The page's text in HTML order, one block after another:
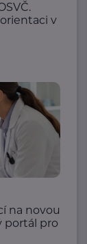
v
na novou
portál pro